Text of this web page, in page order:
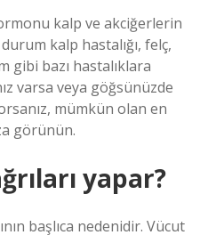
kalp ve akciğerlerin
durum kalp hastalığı, felç,
gibi bazı hastalıklara
varsa veya göğsünüzde
mümkün olan en
görünün.
yapar?
başlıca nedenidir. Vücut